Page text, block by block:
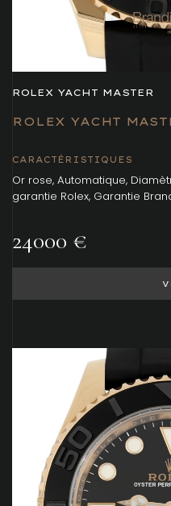
ROLEX YACHT MASTER
ROLEX YACHT
CARACTÉRISTIQUES
Or rose, Automatique,
garantie Rolex, Garantie
24000 €